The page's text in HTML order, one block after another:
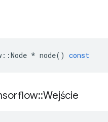
::Node * node() const
::Wejście